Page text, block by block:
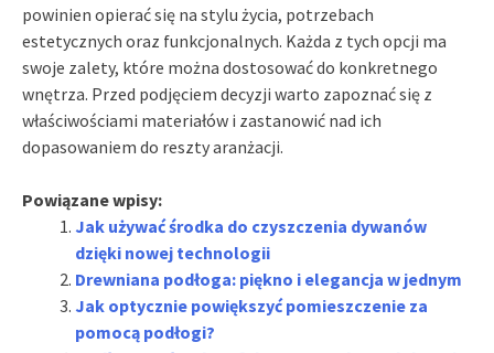
powinien opierać się na stylu życia, potrzebach
estetycznych oraz funkcjonalnych. Każda z tych opcji ma
swoje zalety, które można dostosować do konkretnego
wnętrza. Przed podjęciem decyzji warto zapoznać się z
właściwościami materiałów i zastanowić nad ich
dopasowaniem do reszty aranżacji.
Powiązane wpisy:
Jak używać środka do czyszczenia dywanów
dzięki nowej technologii
Drewniana podłoga: piękno i elegancja w jednym
Jak optycznie powiększyć pomieszczenie za
pomocą podłogi?